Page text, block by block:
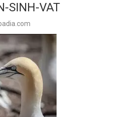
SINH-VAT